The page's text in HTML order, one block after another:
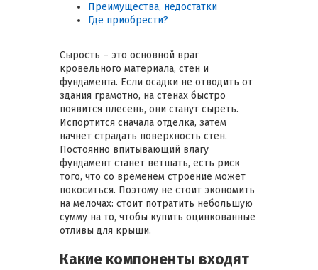
Преимущества, недостатки
Где приобрести?
Сырость – это основной враг
кровельного материала, стен и
фундамента. Если осадки не отводить от
здания грамотно, на стенах быстро
появится плесень, они станут сыреть.
Испортится сначала отделка, затем
начнет страдать поверхность стен.
Постоянно впитывающий влагу
фундамент станет ветшать, есть риск
того, что со временем строение может
покоситься. Поэтому не стоит экономить
на мелочах: стоит потратить небольшую
сумму на то, чтобы купить оцинкованные
отливы для крыши.
Какие компоненты входят